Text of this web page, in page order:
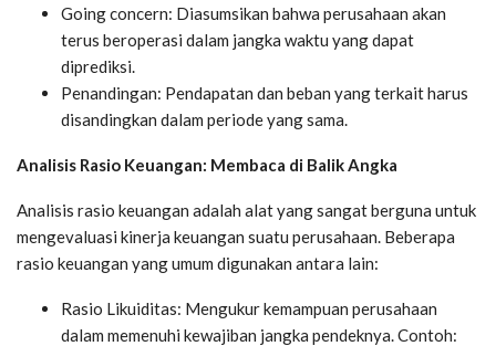
Going concern: Diasumsikan bahwa perusahaan akan
terus beroperasi dalam jangka waktu yang dapat
diprediksi.
Penandingan: Pendapatan dan beban yang terkait harus
disandingkan dalam periode yang sama.
Analisis Rasio Keuangan: Membaca di Balik Angka
Analisis rasio keuangan adalah alat yang sangat berguna untuk
mengevaluasi kinerja keuangan suatu perusahaan. Beberapa
rasio keuangan yang umum digunakan antara lain:
Rasio Likuiditas: Mengukur kemampuan perusahaan
dalam memenuhi kewajiban jangka pendeknya. Contoh: